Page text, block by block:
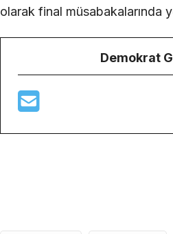
olarak final müsabakalarında
Demokrat